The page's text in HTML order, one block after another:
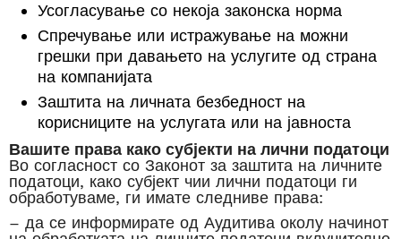
Усогласување со некоја законска норма
Спречување или истражување на можни
грешки при давањето на услугите од страна
на компанијата
Заштита на личната безбедност на
корисниците на услугата или на јавноста
Вашите права како субјекти на лични податоци
Во согласност со Законот за заштита на личните
податоци, како субјект чии лични податоци ги
обработуваме, ги имате следниве права:
– да се информирате од Аудитива околу начинот